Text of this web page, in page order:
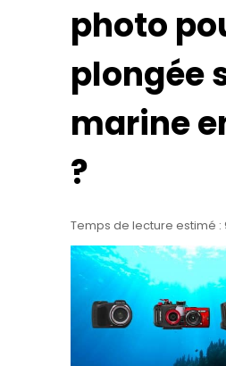
photo
plongée
marine
?
Temps de lecture estimé :